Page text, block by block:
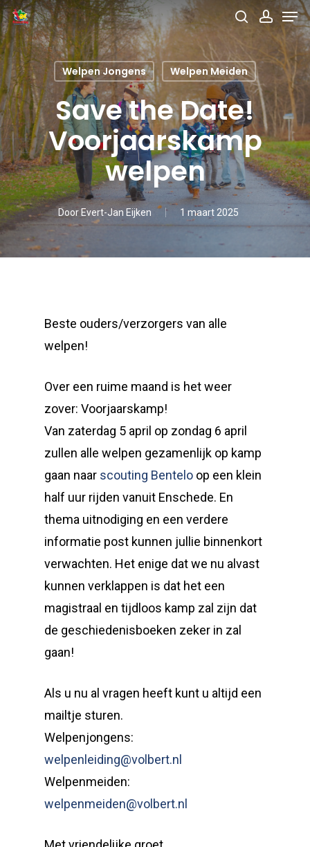
Skip
to
main
content
search
Welpen Jongens Welpen Meiden
Save the Date!
Voorjaarskamp
welpen
Door Evert-Jan Eijken 1 maart 2025
Beste ouders/verzorgers van alle
welpen!
Over een ruime maand is het weer
zover: Voorjaarskamp!
Van zaterdag 5 april op zondag 6 april
zullen alle welpen gezamenlijk op kamp
gaan naar scouting Bentelo op een klein
half uur rijden vanuit Enschede. En
thema uitnodiging en een verdere
informatie post kunnen jullie binnenkort
verwachten. Het enige dat we nu alvast
kunnen verklappen is dat het een
magistraal en tijdloos kamp zal zijn dat
de geschiedenisboeken zeker in zal
gaan!
Als u nu al vragen heeft kunt u altijd een
mailtje sturen.
Welpenjongens:
welpenleiding@volbert.nl
Welpenmeiden:
welpenmeiden@volbert.nl